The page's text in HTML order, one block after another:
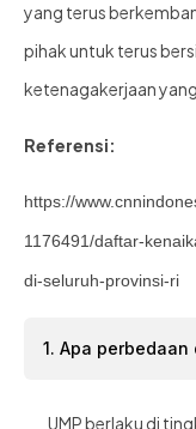
yang terus
pihak untuk terus
ketenagakerjaan
Referensi:
https://
1176491/daftar-
di-seluruh-provinsi-ri
1. Apa perbedaan
UMP berlaku di